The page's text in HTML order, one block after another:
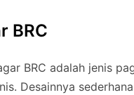
BRC
BRC adalah jenis
Desainnya